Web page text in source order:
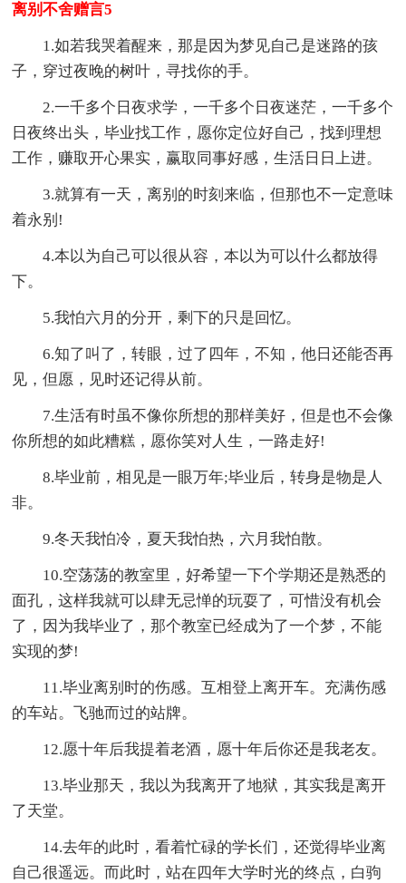
离别不舍赠言5
1.如若我哭着醒来，那是因为梦见自己是迷路的孩
子，穿过夜晚的树叶，寻找你的手。
2.一千多个日夜求学，一千多个日夜迷茫，一千多个
日夜终出头，毕业找工作，愿你定位好自己，找到理想
工作，赚取开心果实，赢取同事好感，生活日日上进。
3.就算有一天，离别的时刻来临，但那也不一定意味
着永别!
4.本以为自己可以很从容，本以为可以什么都放得
下。
5.我怕六月的分开，剩下的只是回忆。
6.知了叫了，转眼，过了四年，不知，他日还能否再
见，但愿，见时还记得从前。
7.生活有时虽不像你所想的那样美好，但是也不会像
你所想的如此糟糕，愿你笑对人生，一路走好!
8.毕业前，相见是一眼万年;毕业后，转身是物是人
非。
9.冬天我怕冷，夏天我怕热，六月我怕散。
10.空荡荡的教室里，好希望一下个学期还是熟悉的
面孔，这样我就可以肆无忌惮的玩耍了，可惜没有机会
了，因为我毕业了，那个教室已经成为了一个梦，不能
实现的梦!
11.毕业离别时的伤感。互相登上离开车。充满伤感
的车站。飞驰而过的站牌。
12.愿十年后我提着老酒，愿十年后你还是我老友。
13.毕业那天，我以为我离开了地狱，其实我是离开
了天堂。
14.去年的此时，看着忙碌的学长们，还觉得毕业离
自己很遥远。而此时，站在四年大学时光的终点，白驹